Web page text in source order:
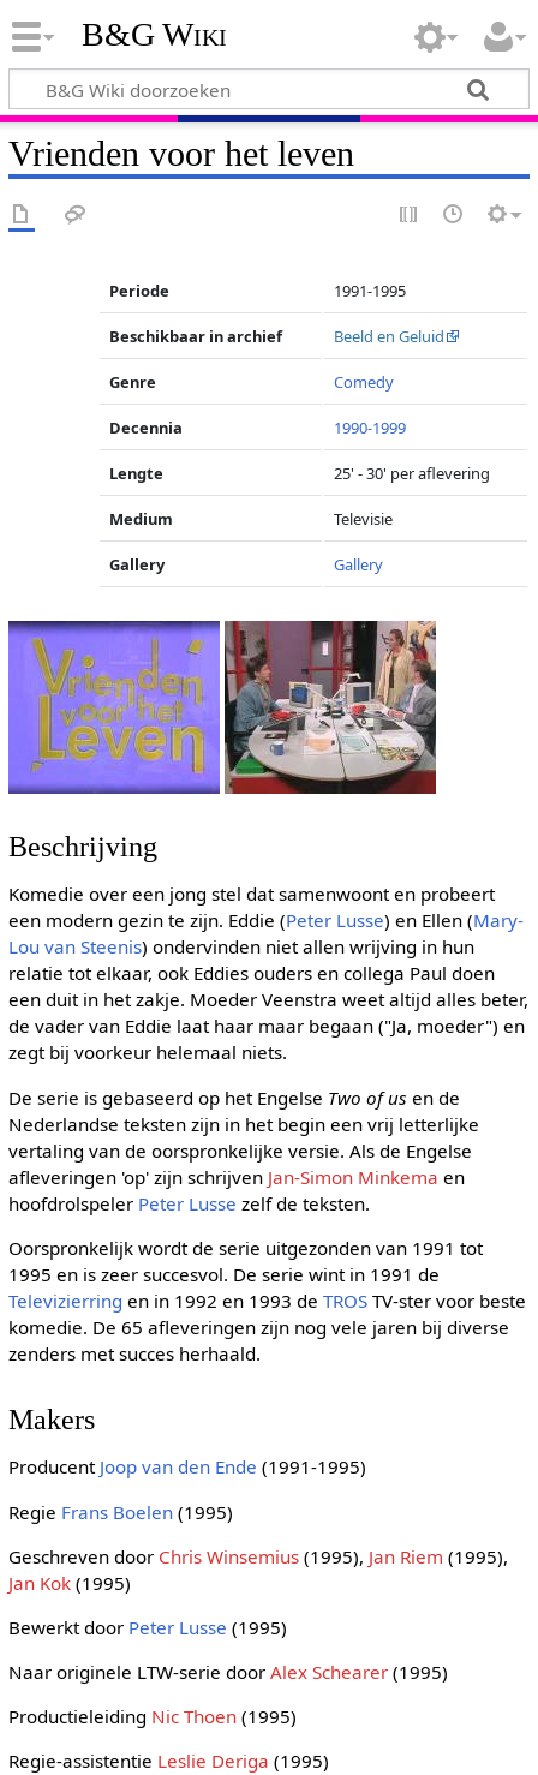
B&G Wiki
Vrienden voor het leven
Periode 1991-1995
Beschikbaar in archief Beeld en Geluid
Genre Comedy
Decennia 1990-1999
Lengte 25' - 30' per aflevering
Medium Televisie
Gallery Gallery
Beschrijving
Komedie over een jong stel dat samenwoont en probeert
een modern gezin te zijn. Eddie (Peter Lusse) en Ellen (Mary-
Lou van Steenis) ondervinden niet allen wrijving in hun
relatie tot elkaar, ook Eddies ouders en collega Paul doen
een duit in het zakje. Moeder Veenstra weet altijd alles beter,
de vader van Eddie laat haar maar begaan ("Ja, moeder") en
zegt bij voorkeur helemaal niets.
De serie is gebaseerd op het Engelse Two of us en de
Nederlandse teksten zijn in het begin een vrij letterlijke
vertaling van de oorspronkelijke versie. Als de Engelse
afleveringen 'op' zijn schrijven Jan-Simon Minkema en
hoofdrolspeler Peter Lusse zelf de teksten.
Oorspronkelijk wordt de serie uitgezonden van 1991 tot
1995 en is zeer succesvol. De serie wint in 1991 de
Televizierring en in 1992 en 1993 de TROSTV-ster voor beste
komedie. De 65 afleveringen zijn nog vele jaren bij diverse
zenders met succes herhaald.
Makers
Producent Joop van den Ende (1991-1995)
Regie Frans Boelen(1995)
Geschreven door Chris Winsemius(1995), Jan Riem (1995),
Jan Kok(1995)
Bewerkt door Peter Lusse (1995)
Naar originele LTW-serie door Alex Schearer(1995)
Productieleiding Nic Thoen(1995)
Regie-assistentie Leslie Deriga (1995)